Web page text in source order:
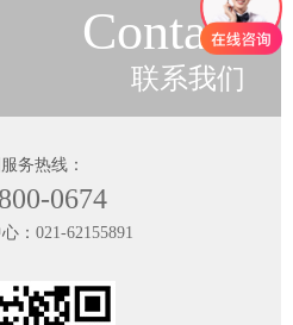
Contact
联系我们
务热线：
0674
： 021-62155891